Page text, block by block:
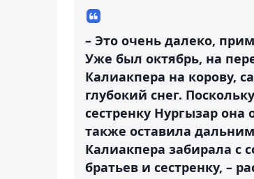
– Это очень далеко,
Уже был октябрь, на
Калиакпера на корову,
глубокий снег.
сестренку Нургызар
также оставила
Калиакпера забирала с
братьев и сестренку, –